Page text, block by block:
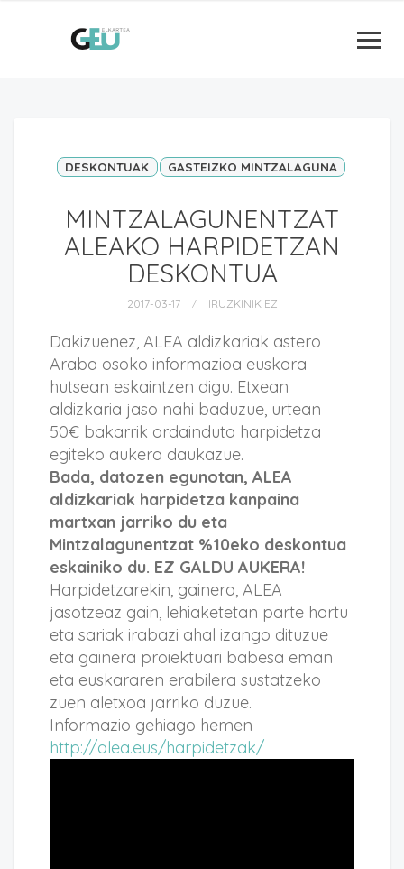
DESKONTUAK GASTEIZKO MINTZALAGUNA
MINTZALAGUNENTZAT
ALEAKO HARPIDETZAN
DESKONTUA
2017-03-17 IRUZKINIK EZ
Dakizuenez, ALEA aldizkariak astero
Araba osoko informazioa euskara
hutsean eskaintzen digu. Etxean
aldizkaria jaso nahi baduzue, urtean
50€ bakarrik ordainduta harpidetza
egiteko aukera daukazue.
Bada, datozen egunotan, ALEA
aldizkariak harpidetza kanpaina
martxan jarriko du eta
Mintzalagunentzat %10eko deskontua
eskainiko du. EZ GALDU AUKERA!
Harpidetzarekin, gainera, ALEA
jasotzeaz gain, lehiaketetan parte hartu
eta sariak irabazi ahal izango dituzue
eta gainera proiektuari babesa eman
eta euskararen erabilera sustatzeko
zuen aletxoa jarriko duzue.
Informazio gehiago hemen
http://alea.eus/harpidetzak/